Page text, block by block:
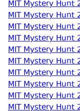
MIT Mystery Hunt
MIT Mystery Hunt
MIT Mystery Hunt
MIT Mystery Hunt
MIT Mystery Hunt
MIT Mystery Hunt
MIT Mystery Hunt
MIT Mystery Hunt
MIT Mystery Hunt
MIT Mystery Hunt